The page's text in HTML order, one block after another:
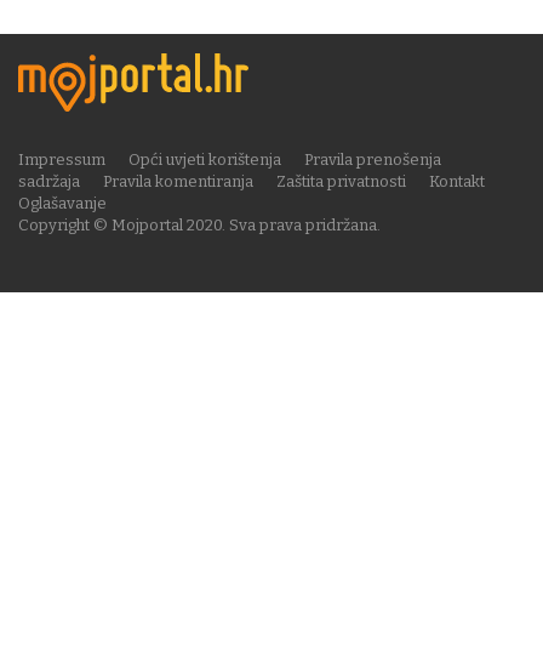
Copyright © Mojportal 2020. Sva prava pridržana.
Impressum Opći uvjeti korištenja
Pravila prenošenja
sadržaja
Pravila komentiranja Zaštita privatnosti
Kontakt
Oglašavanje